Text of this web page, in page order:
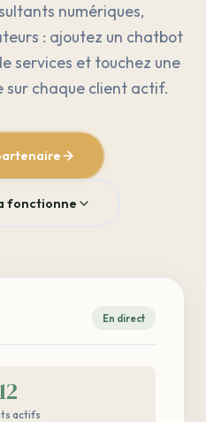
numériques,
: ajoutez un chatbot
services et touchez une
sur chaque client actif.
fonctionne
En direct
12
actifs